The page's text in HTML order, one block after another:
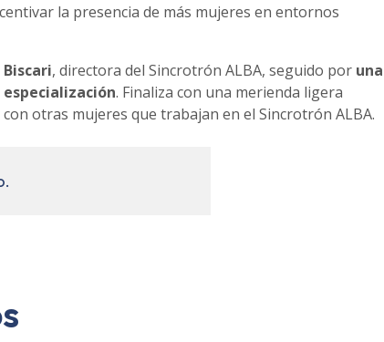
la presencia de más mujeres en entornos
, directora del Sincrotrón ALBA, seguido por una
. Finaliza con una merienda ligera
otras mujeres que trabajan en el Sincrotrón ALBA.